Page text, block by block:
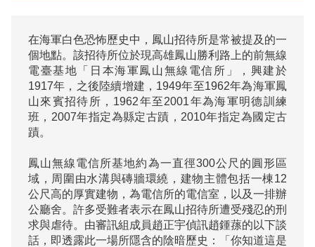
在海軍白色恐怖歷史中，鳳山招待所是常被提及的一
個地點。該招待所位於現高雄鳳山勝利路上的前無線
電臺基地「日本海軍鳳山無線電信所」，興建於
1917年，之後陸續增建，1949年至1962年為海軍鳳
山來賓招待所，1962年至2001年為海軍明德訓練
班，2007年指定為縣定古蹟，2010年指定為國定古
蹟。
鳳山無線電信所基地約為一直徑300公尺的圓形區
域，周圍由水溝與磚牆環繞，建物主體包括一棟12
公尺高的厚實建物，為電信所的電信室，以及一排辦
公廳舍。許多受難者表示在鳳山招待所遭受殘忍的刑
求與虐待。由審訊組成員趙正宇偵訊趙鍾蓀的以下談
話，即透露此一場所隱含的陰暗歷史：「你知道這是